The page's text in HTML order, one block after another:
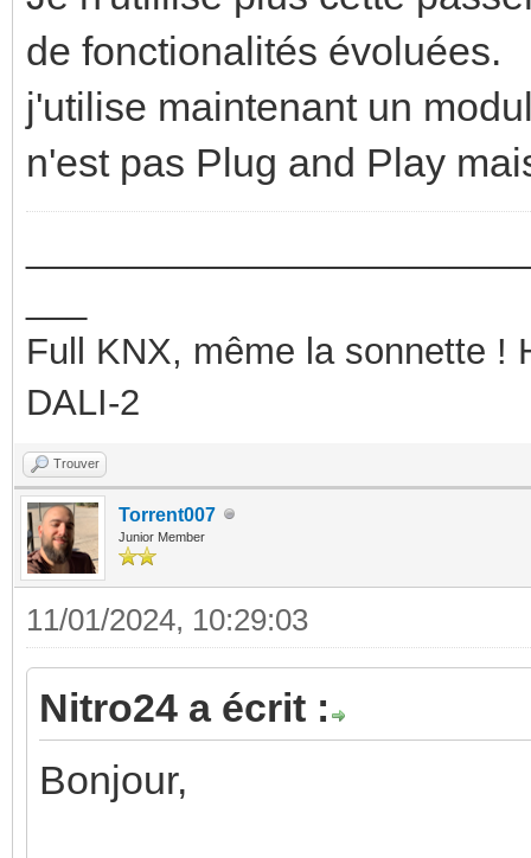
de fonctionalités évoluées.
j'utilise maintenant un
n'est pas Plug and Play
Full KNX, même la sonnette !
DALI-2
Trouver
Torrent007
Junior Member
11/01/2024, 10:29:03
Nitro24 a écrit :
Bonjour,